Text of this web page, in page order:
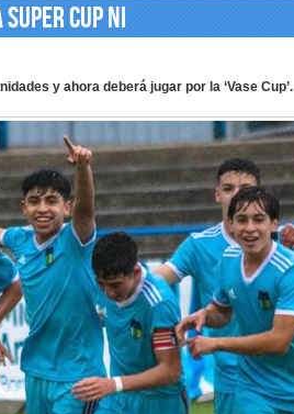
Cup NI
y ahora deberá jugar por la ‘Vase Cup’.